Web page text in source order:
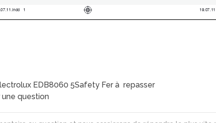
EDB8060 5Safety Fer à repasser
question